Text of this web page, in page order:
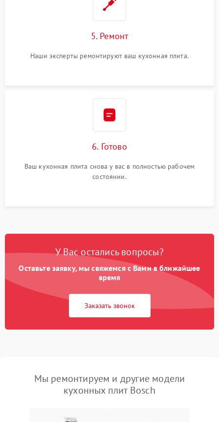
5. Ремонт
Наши эксперты ремонтируют ваш кухонная плита.
6. Готово
Ваш кухонная плита снова у вас в полностью рабочем
состоянии.
У Вас остались вопросы?
Оставьте заявку, мы свяжемся с Вами в ближайшее
время
Заказать звонок
Мы ремонтируем и другие модели
кухонных плит Bosch